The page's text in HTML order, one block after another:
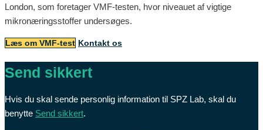
London, som foretager VMF-testen, hvor niveauet af vigtige
mikronæringsstoffer undersøges.
Læs om VMF-test Kontakt os
Send sikkert
Hvis du skal sende personlig information til SPZ Lab, skal du
benytte Send sikkert.